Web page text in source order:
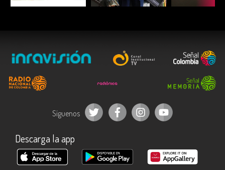
Síguenos
Descarga la app